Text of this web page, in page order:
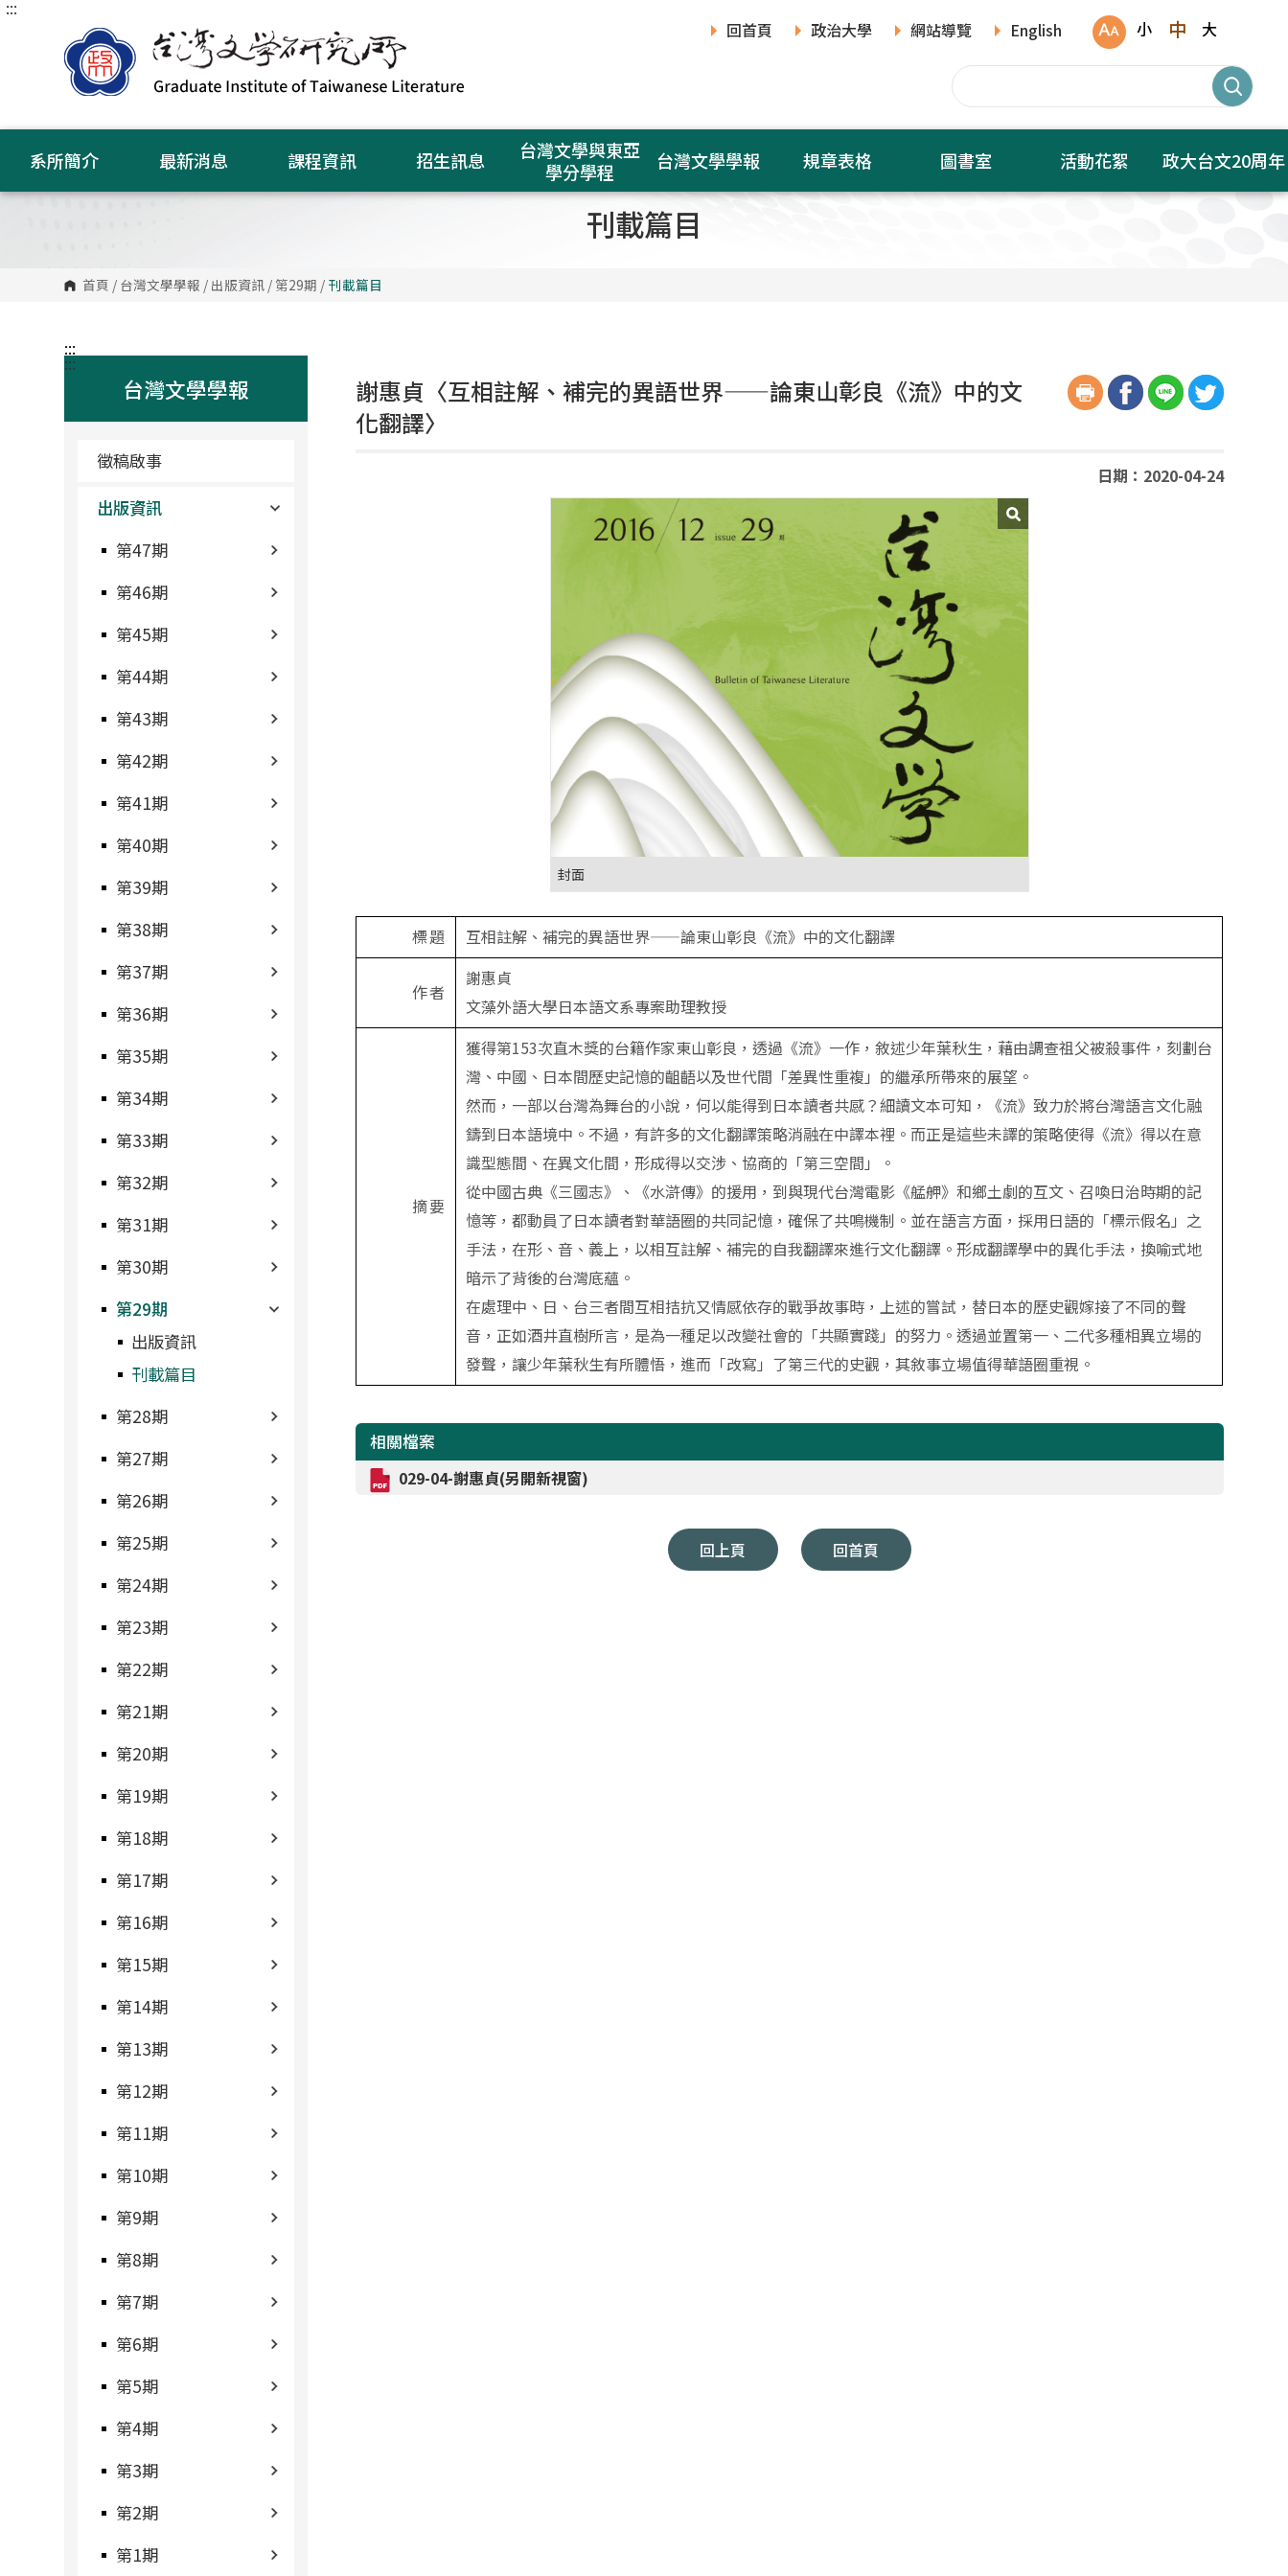
跳
:::
回首頁
政治大學 網站導覽 English 小 中 大
系所簡介 最新消息 課程資訊 招生訊息
台灣文學與東亞
學分學程
台灣文學學報 規章表格 圖書室 活動花絮 政大台文20周年
刊載篇目
首頁 / 台灣文學學報 / 出版資訊 / 第29期 / 刊載篇目
:::
台灣文學學報
徵稿啟事
出版資訊
第47期
第46期
第45期
第44期
第43期
第42期
第41期
第40期
第39期
第38期
第37期
第36期
第35期
第34期
第33期
第32期
第31期
第30期
第29期
出版資訊
刊載篇目
第28期
第27期
第26期
第25期
第24期
第23期
第22期
第21期
第20期
第19期
第18期
第17期
第16期
第15期
第14期
第13期
第12期
第11期
第10期
第9期
第8期
第7期
第6期
第5期
第4期
第3期
第2期
第1期
:::
謝惠貞〈互相註解、補完的異語世界——論東山彰良《流》中的文
化翻譯〉
日期：2020-04-24
封面
標題 互相註解、補完的異語世界——論東山彰良《流》中的文化翻譯
作者
謝惠貞
文藻外語大學日本語文系專案助理教授
摘要
獲得第153次直木獎的台籍作家東山彰良，透過《流》一作，敘述少年葉秋生，藉由調查祖父被殺事件，刻劃台
灣、中國、日本間歷史記憶的齟齬以及世代間「差異性重複」的繼承所帶來的展望。
然而，一部以台灣為舞台的小說，何以能得到日本讀者共感？細讀文本可知，《流》致力於將台灣語言文化融
鑄到日本語境中。不過，有許多的文化翻譯策略消融在中譯本裡。而正是這些未譯的策略使得《流》得以在意
識型態間、在異文化間，形成得以交涉、協商的「第三空間」。
從中國古典《三國志》、《水滸傳》的援用，到與現代台灣電影《艋舺》和鄉土劇的互文、召喚日治時期的記
憶等，都動員了日本讀者對華語圈的共同記憶，確保了共鳴機制。並在語言方面，採用日語的「標示假名」之
手法，在形、音、義上，以相互註解、補完的自我翻譯來進行文化翻譯。形成翻譯學中的異化手法，換喻式地
暗示了背後的台灣底蘊。
在處理中、日、台三者間互相拮抗又情感依存的戰爭故事時，上述的嘗試，替日本的歷史觀嫁接了不同的聲
音，正如酒井直樹所言，是為一種足以改變社會的「共顯實踐」的努力。透過並置第一、二代多種相異立場的
發聲，讓少年葉秋生有所體悟，進而「改寫」了第三代的史觀，其敘事立場值得華語圈重視。
相關檔案
029-04-謝惠貞(另開新視窗)
回上頁 回首頁